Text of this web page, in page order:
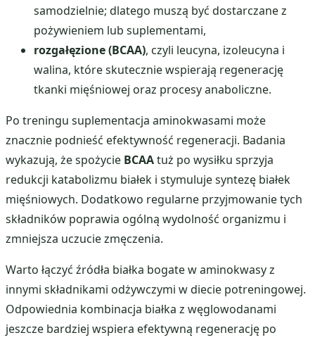
samodzielnie; dlatego muszą być dostarczane z
pożywieniem lub suplementami,
rozgałęzione (BCAA), czyli leucyna, izoleucyna i
walina, które skutecznie wspierają regenerację
tkanki mięśniowej oraz procesy anaboliczne.
Po treningu suplementacja aminokwasami może
znacznie podnieść efektywność regeneracji. Badania
wykazują, że spożycie BCAAtuż po wysiłku sprzyja
redukcji katabolizmu białek i stymuluje syntezę białek
mięśniowych. Dodatkowo regularne przyjmowanie tych
składników poprawia ogólną wydolność organizmu i
zmniejsza uczucie zmęczenia.
Warto łączyć źródła białka bogate w aminokwasy z
innymi składnikami odżywczymi w diecie potreningowej.
Odpowiednia kombinacja białka z węglowodanami
jeszcze bardziej wspiera efektywną regenerację po